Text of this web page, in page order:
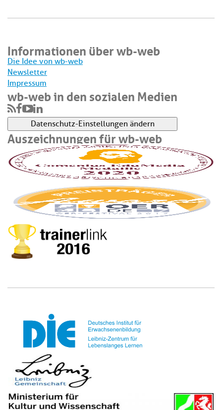
Informationen über wb-web
Die Idee von wb-web
Newsletter
Impressum
wb-web in den sozialen Medien
Datenschutz-Einstellungen ändern
Auszeichnungen für wb-web